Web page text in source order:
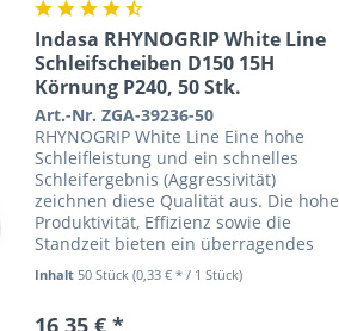
Indasa RHYNOGRIP White Line
Schleifscheiben D150 15H
Körnung P240, 50 Stk.
Art.-Nr. ZGA-39236-50
RHYNOGRIP White Line Eine hohe
Schleifleistung und ein schnelles
Schleifergebnis (Aggressivität)
zeichnen diese Qualität aus. Die hohe
Produktivität, Effizienz sowie die
Standzeit bieten ein überragendes
Inhalt 50 Stück(0,33 € * / 1 Stück)
16,35 € *